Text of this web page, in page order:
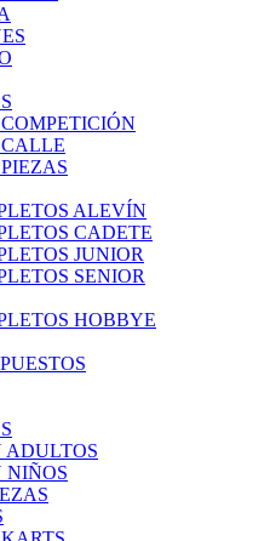
ALEVÍN
CADETE
JUNIOR
SENIOR
HOBBYE
ADULTOS
NIÑOS